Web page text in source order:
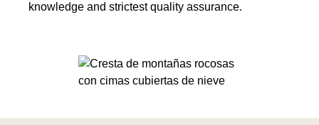
knowledge and strictest quality assurance.